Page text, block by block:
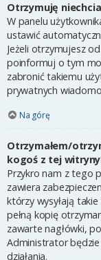
Otrzymuję
W panelu
ustawić
Jeżeli otrzymujesz
poinformuj o tym
zabronić takiemu
prywatnych
Na górę
Otrzymałem/
kogoś z tej
Przykro nam z tego
zawiera
którzy wysyłają
pełną kopię
zawarte nagłówki,
Administrator
działania.